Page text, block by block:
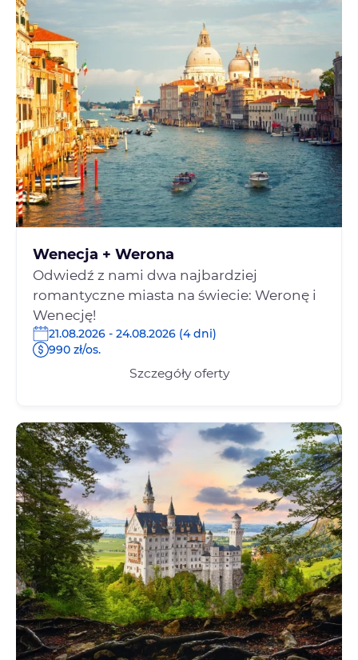
Wenecja + Werona
Odwiedź z nami dwa najbardziej
romantyczne miasta na świecie: Weronę i
Wenecję!
21.08.2026 - 24.08.2026 (4 dni)
990 zł/os.
Szczegóły oferty